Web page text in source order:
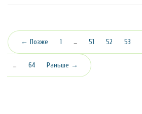
← Позже 1 … 51 52 53
… 64 Раньше →